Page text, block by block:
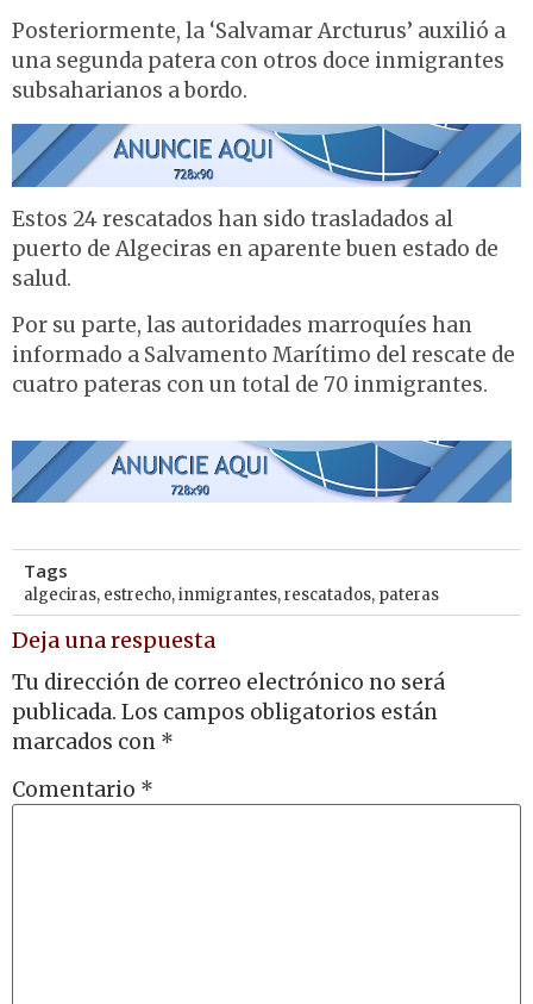
Posteriormente, la ‘Salvamar Arcturus’ auxilió a
una segunda patera con otros doce inmigrantes
subsaharianos a bordo.
Estos 24 rescatados han sido trasladados al
puerto de Algeciras en aparente buen estado de
salud.
Por su parte, las autoridades marroquíes han
informado a Salvamento Marítimo del rescate de
cuatro pateras con un total de 70 inmigrantes.
Tags
algeciras, estrecho,inmigrantes,rescatados, pateras
Deja una respuesta
Tu dirección de correo electrónico no será
publicada. Los campos obligatorios están
marcados con *
Comentario *